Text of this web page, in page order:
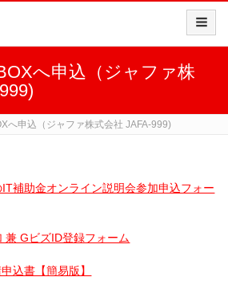
へ申込（ジャファ株
へ申込（ジャファ株式会社 JAFA-999)
補助金オンライン説明会参加申込フォー
兼 GビズID登録フォーム
込書【簡易版】